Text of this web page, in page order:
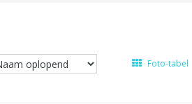
Foto-tabel